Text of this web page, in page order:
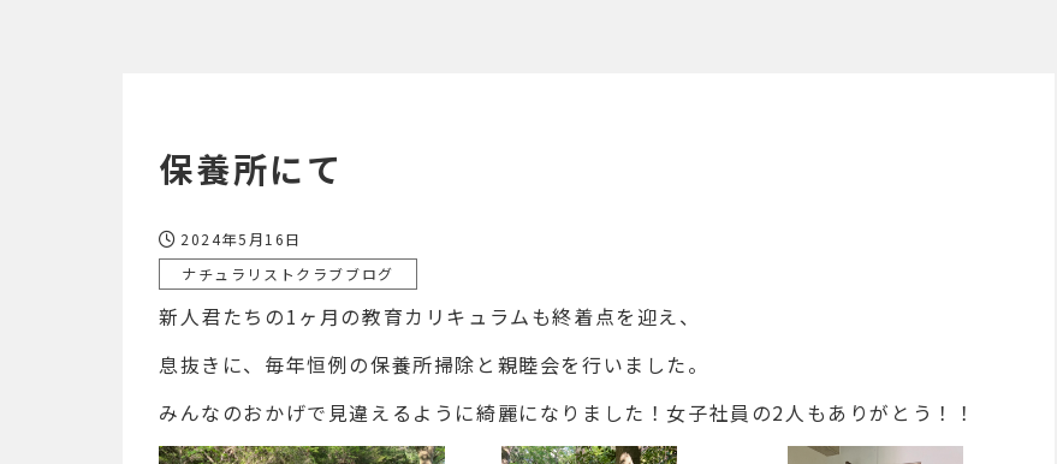
保養所にて
2024年5月16日
ナチュラリストクラブブログ
新人君たちの1ヶ月の教育カリキュラムも終着点を迎え、
息抜きに、毎年恒例の保養所掃除と親睦会を行いました。
みんなのおかげで見違えるように綺麗になりました！女子社員の2人もありがとう！！